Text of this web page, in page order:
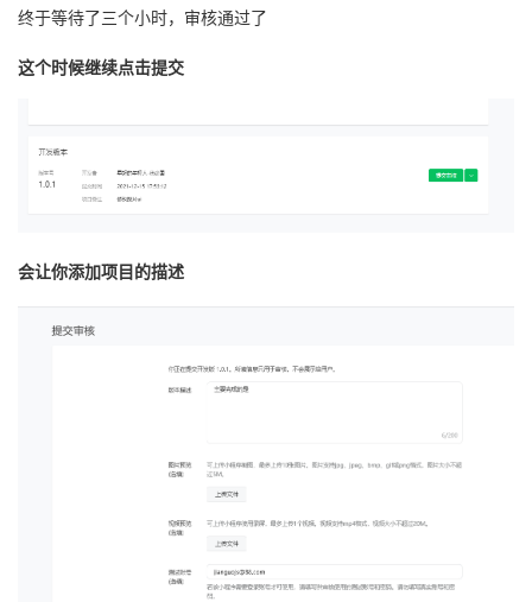
终于等待了三个小时，审核通过了
这个时候继续点击提交
会让你添加项目的描述